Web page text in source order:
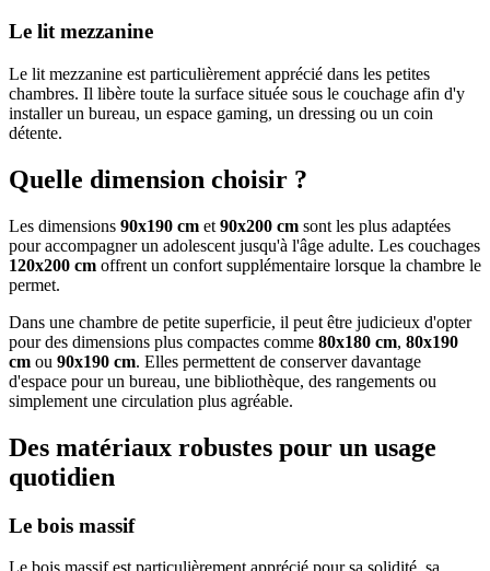
Le lit mezzanine
Le lit mezzanine est particulièrement apprécié dans les petites
chambres. Il libère toute la surface située sous le couchage afin d'y
installer un bureau, un espace gaming, un dressing ou un coin
détente.
Quelle dimension choisir ?
Les dimensions 90x190 cm et 90x200 cm sont les plus adaptées
pour accompagner un adolescent jusqu'à l'âge adulte. Les couchages
120x200 cm offrent un confort supplémentaire lorsque la chambre le
permet.
Dans une chambre de petite superficie, il peut être judicieux d'opter
pour des dimensions plus compactes comme 80x180 cm, 80x190
cm ou 90x190 cm. Elles permettent de conserver davantage
d'espace pour un bureau, une bibliothèque, des rangements ou
simplement une circulation plus agréable.
Des matériaux robustes pour un usage
quotidien
Le bois massif